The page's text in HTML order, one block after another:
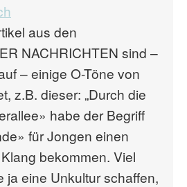
aus den
NACHRICHTEN sind –
– einige O-Töne von
z.B. dieser: „Durch die
habe der Begriff
für Jongen einen
bekommen. Viel
ja eine Unkultur schaffen,